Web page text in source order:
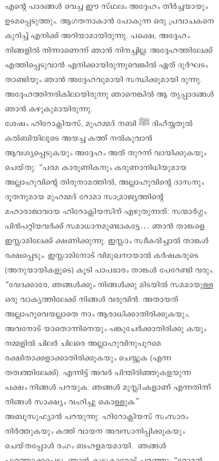
എന്റെ പാദങ്ങൾ വെച്ച ഈ സ്ഥലം അദ്ദേഹം തീർച്ചയായും
ഉടമപ്പെടുത്തും. ആഗതനാകാൻ പോകുന്ന ഒരു പ്രവാചകനെ
കുറിച്ച് എനിക്ക് അറിയാമായിരുന്നു. പക്ഷെ, അദ്ദേഹം
നിങ്ങളിൽ നിന്നാണെന്ന് ഞാൻ നിനച്ചില്ല. അദ്ദേഹത്തിലേക്ക്
എത്തിപ്പെടുവാൻ എനിക്കായിരുന്നുവെങ്കിൽ ഏത് ദുർഘടം
താണ്ടിയും ഞാൻ അദ്ദേഹവുമായി സന്ധിക്കുമായി രുന്നു.
അദ്ദേഹത്തിനരികിലായിരുന്നു ഞാനെങ്കിൽ ആ തൃപ്പാദങ്ങൾ
ഞാൻ കഴുകുമായിരുന്നു.
ശേഷം ഹിറോക്ലിയസ്, മുഹമ്മദ് നബി ‎ﷺ ദിഹ്യ്യതുൽ
കൽബിയിലൂടെ അയച്ച കത്ത് നൽകുവാൻ
ആവശ്യപ്പെടുകയും അദ്ദേഹം അത് തുറന്ന് വായിക്കുകയും
ചെയ്തു: “പരമ കാരുണികനും കരുണാനിധിയുമായ
അല്ലാഹുവിന്റെ തിരുനാമത്തിൽ, അല്ലാഹുവിന്റെ ദാസനും
ദൂതനുമായ മുഹമ്മദ് റോമാ സാമ്രാജ്യത്തിന്റെ
മഹാരാജാവായ ഹിറോക്ലിയസിന് എഴുതുന്നത്: സന്മാർഗ്ഗം
പിൻപറ്റിയവർക്ക് സമാധാനമുണ്ടാകട്ടേ… ഞാൻ താങ്കളെ
ഇസ്ലാമിലേക്ക് ക്ഷണിക്കുന്നു. ഇസ്ലാം സ്വീകരിച്ചാൽ താങ്കൾ
രക്ഷപ്പെടും. ഇസ്ലാമിനോട് വിമുഖനായാൽ കർഷകരുടെ
(അനുയായികളുടെ) കൂടി പാപഭാരം താങ്കൾ പേറേണ്ടി വരും.
“വേദക്കാരേ, ഞങ്ങൾക്കും നിങ്ങൾക്കു മിടയിൽ സമമായുള്ള
ഒരു വാക്യത്തിലേക്ക് നിങ്ങൾ വരുവിൻ. അതായത്
അല്ലാഹുവെയല്ലാതെ നാം ആരാധിക്കാതിരിക്കുകയും,
അവനോട് യാതൊന്നിനെയും പങ്കുചേർക്കാതിരിക്കു കയും
നമ്മളിൽ ചിലർ ചിലരെ അല്ലാഹുവിനുപുറമെ
രക്ഷിതാക്കളാക്കാതിരിക്കുകയും ചെയ്യുക (എന്ന
തത്വത്തിലേക്ക്). എന്നിട്ട് അവർ പിന്തിരിഞ്ഞുകളയുന്ന
പക്ഷം നിങ്ങൾ പറയുക: ഞങ്ങൾ മുസ്ലിംകളാണ് എന്നതിന്ന്
നിങ്ങൾ സാക്ഷ്യം വഹിച്ചു കൊള്ളുക”
അബൂസുഫ്യാൻ പറയുന്നു: ഹിറോക്ലിയസ് സംസാരം
നിർത്തുകയും കത്ത് വായന അവസാനിപ്പിക്കുകയും
ചെയ്തപ്പോൾ രംഗം ബഹളമയമായി. ഞങ്ങൾ